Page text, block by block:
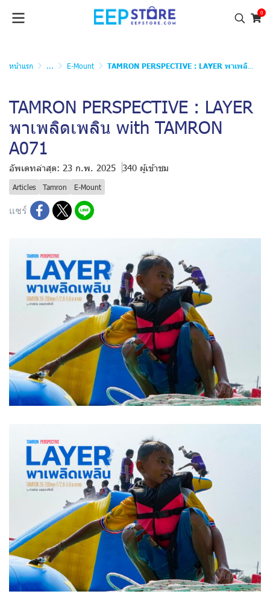
0
หน้าแรก ... E-Mount TAMRON PERSPECTIVE : LAYER พาเพลิดเพลิน with TAMRON A071
TAMRON PERSPECTIVE : LAYER
พาเพลิดเพลิน with TAMRON
A071
อัพเดทล่าสุด: 23 ก.พ. 2025 340 ผู้เข้าชม
Articles Tamron E-Mount
แชร์